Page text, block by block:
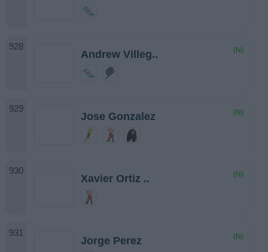
Andrew Villeg.. (N)
Jose Gonzalez (N)
Xavier Ortiz .. (N)
Jorge Perez (N)